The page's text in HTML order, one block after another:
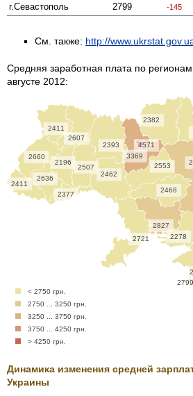
г.Севастополь 2799 -145
См. также: http://
Средняя заработная плата по
августе 2012:
2462
2411
2393
2411
2636
3369
2468
2660
2827
2721
2607
2196
2278
2507 2553
2377
2382
4571
< 2750 грн.
2750 ... 3250 грн.
3250 ... 3750 грн.
3750 ... 4250 грн.
> 4250 грн.
Динамика изменения средней
Украины